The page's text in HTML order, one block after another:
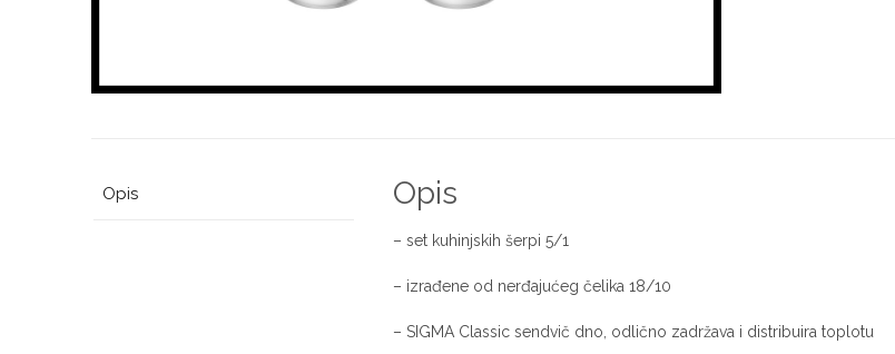
Opis Opis
– set kuhinjskih šerpi 5/1
– izrađene od nerđajućeg čelika 18/10
– SIGMA Classic sendvič dno, odlično zadržava i distribuira toplotu